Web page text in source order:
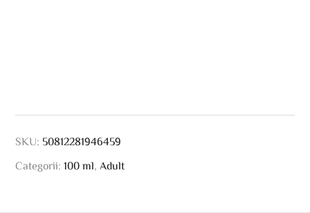
SKU: 50812281946459
Categorii:100 ml Adult